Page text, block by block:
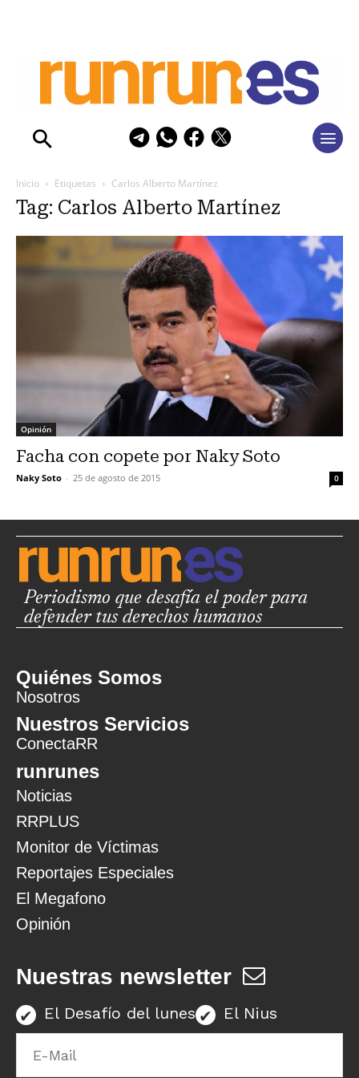
Inicio Etiquetas Carlos Alberto Martínez
Tag: Carlos Alberto Martínez
Opinión
Facha con copete por Naky Soto
Naky Soto - 25 de agosto de 2015 0
Periodismo que desafía el poder para
defender tus derechos humanos
Quiénes Somos
Nosotros
Nuestros Servicios
ConectaRR
runrunes
Noticias
RRPLUS
Monitor de Víctimas
Reportajes Especiales
El Megafono
Opinión
Nuestras newsletter
El Desafío del lunes El Nius